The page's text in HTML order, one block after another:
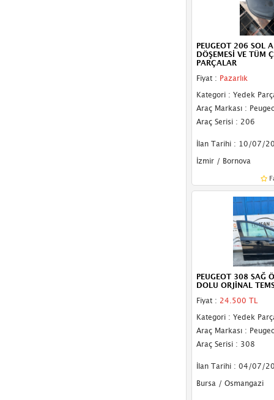
PEUGEOT 206 SOL
DÖŞEMESİ VE TÜM
PARÇALAR
Fiyat : Pazarlık
Kategori : Yedek
Araç Markası :
Araç Serisi : 206
İlan Tarihi : 10/07/
İzmir / Bornova
PEUGEOT 308 SAĞ
DOLU ORJİNAL
Fiyat : 24.500 TL
Kategori : Yedek
Araç Markası :
Araç Serisi : 308
İlan Tarihi : 04/07/
Bursa / Osmangazi